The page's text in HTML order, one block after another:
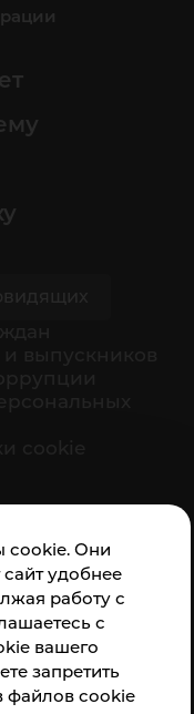
cookie. Они
удобнее
работу с
с
вашего
запретить
файлов cookie
так же по прямой